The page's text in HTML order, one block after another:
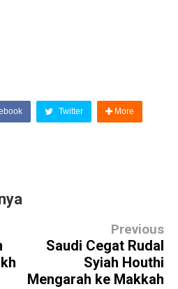
Twitter More
Previous
Saudi Cegat Rudal
Syiah Houthi
Mengarah ke Makkah